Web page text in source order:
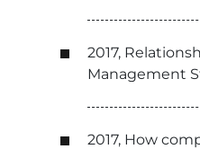
2017,
Management
2017, How